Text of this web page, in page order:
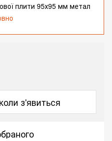
плити 95х95 мм метал
з'явиться